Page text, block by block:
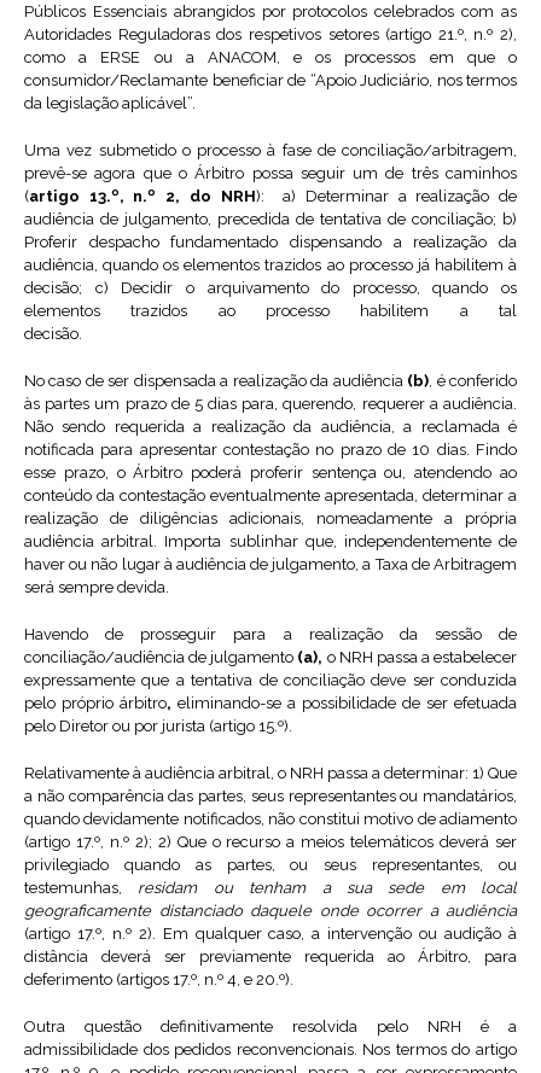
Públicos Essenciais abrangidos por protocolos celebrados com as
Autoridades Reguladoras dos respetivos setores (artigo 21.º, n.º 2),
como a ERSE ou a ANACOM, e os processos em que o
consumidor/Reclamante beneficiar de “Apoio Judiciário, nos termos
da legislação aplicável”.
Uma vez submetido o processo à fase de conciliação/arbitragem,
prevê-se agora que o Árbitro possa seguir um de três caminhos
(artigo 13.º, n.º 2, do NRH): a) Determinar a realização de
audiência de julgamento, precedida de tentativa de conciliação; b)
Proferir despacho fundamentado dispensando a realização da
audiência, quando os elementos trazidos ao processo já habilitem à
decisão; c) Decidir o arquivamento do processo, quando os
elementos trazidos ao processo habilitem a tal
decisão.
No caso de ser dispensada a realização da audiência (b), é conferido
às partes um prazo de 5 dias para, querendo, requerer a audiência.
Não sendo requerida a realização da audiência, a reclamada é
notificada para apresentar contestação no prazo de 10 dias. Findo
esse prazo, o Árbitro poderá proferir sentença ou, atendendo ao
conteúdo da contestação eventualmente apresentada, determinar a
realização de diligências adicionais, nomeadamente a própria
audiência arbitral. Importa sublinhar que, independentemente de
haver ou não lugar à audiência de julgamento, a Taxa de Arbitragem
será sempre devida.
Havendo de prosseguir para a realização da sessão de
conciliação/audiência de julgamento (a), o NRH passa a estabelecer
expressamente que a tentativa de conciliação deve ser conduzida
pelo próprio árbitro, eliminando-se a possibilidade de ser efetuada
pelo Diretor ou por jurista (artigo 15.º).
Relativamente à audiência arbitral, o NRH passa a determinar: 1) Que
a não comparência das partes, seus representantes ou mandatários,
quando devidamente notificados, não constitui motivo de adiamento
(artigo 17.º, n.º 2); 2) Que o recurso a meios telemáticos deverá ser
privilegiado quando as partes, ou seus representantes, ou
testemunhas, residam ou tenham a sua sede em local
geograficamente distanciado daquele onde ocorrer a audiência
(artigo 17.º, n.º 2). Em qualquer caso, a intervenção ou audição à
distância deverá ser previamente requerida ao Árbitro, para
deferimento (artigos 17.º, n.º 4, e 20.º).
Outra questão definitivamente resolvida pelo NRH é a
admissibilidade dos pedidos reconvencionais. Nos termos do artigo